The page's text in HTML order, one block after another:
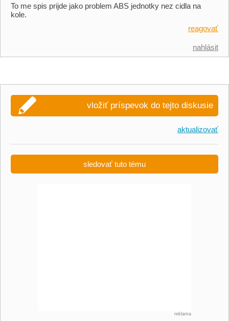
To me spis prijde jako problem ABS jednotky nez cidla na
kole.
reagovať
nahlásit
vložiť príspevok do tejto diskusie
aktualizovať
sledovať tuto tému
reklama